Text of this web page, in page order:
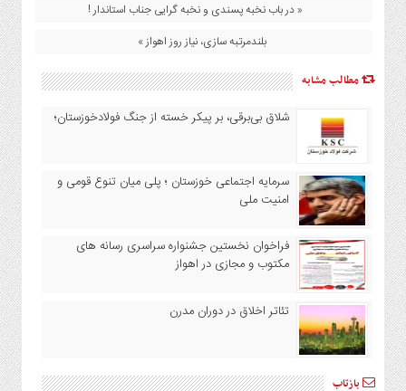
« در باب نخبه پسندی و نخبه گرایی جناب استاندار !
بلندمرتبه سازی، نیاز روز اهواز »
مطالب مشابه
شلاق‌ بی‌برقی، بر پیکر خسته‌ از جنگ فولادخوزستان؛
سرمایه اجتماعی خوزستان ؛ پلی میان تنوع قومی و
امنیت ملی
فراخوان نخستین جشنواره سراسری رسانه های
مکتوب و مجازی در اهواز
تئاتر اخلاق در دوران مدرن
بازتاب